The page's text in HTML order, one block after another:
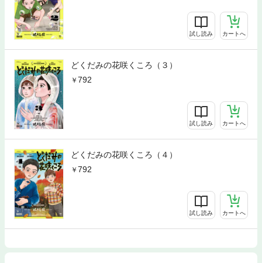
試し読み カートへ
どくだみの花咲くころ（３）
792
試し読み カートへ
どくだみの花咲くころ（４）
792
試し読み カートへ